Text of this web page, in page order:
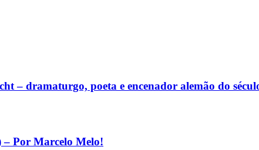
– dramaturgo, poeta e encenador alemão do
– Por Marcelo Melo!